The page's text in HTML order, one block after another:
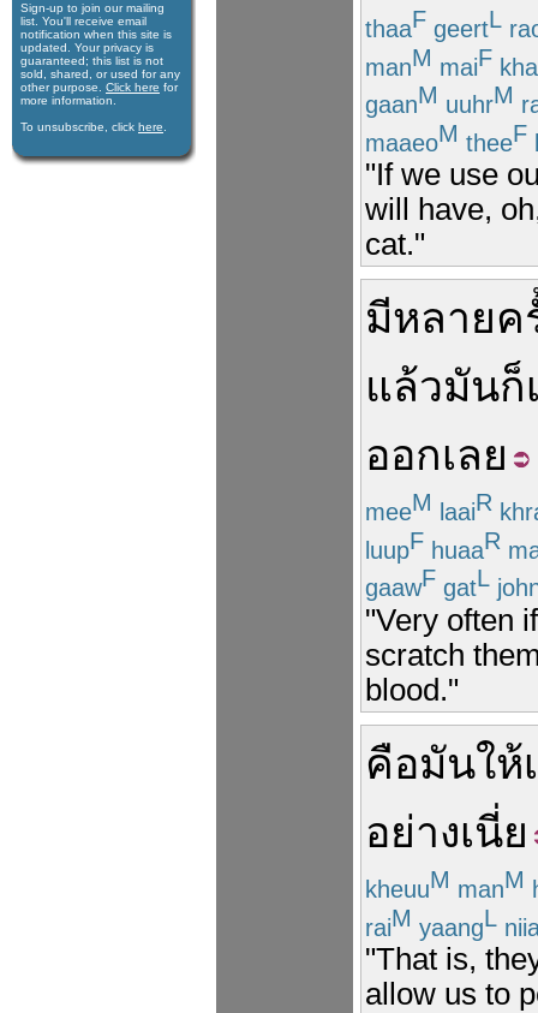
Sign-up to join our mail­ing
list. You'll receive e­mail
notification when this site is
updated. Your privacy is
guaran­teed; this list is not
sold, shared, or used for any
other purpose. Click here for
more infor­mation.
To unsubscribe, click here
thaaF geertL
manM maiF
gaanM uuhrM
maaeoM theeF
"If we use
will have,
cat."
มีหลายค
แล้วมันก็
ออกเลย
meeM laaiR
luupF huaaR
gaawF gatL
"Very often
scratch
blood."
คือมันให้
อย่างเนี่ย
kheuuM manM
raiM yaangL
"That is,
allow us to